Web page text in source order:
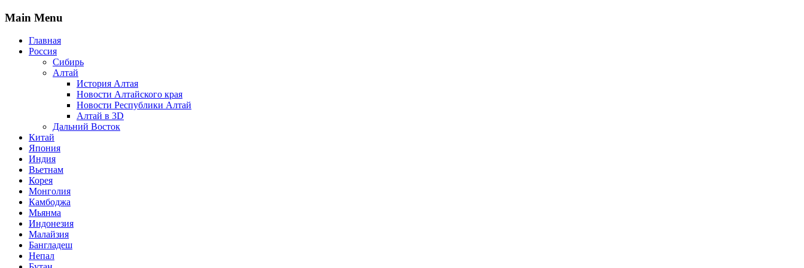
Main Menu
Главная
Россия
Сибирь
Алтай
История Алтая
Новости Алтайского края
Новости Республики Алтай
Алтай в 3D
Дальний Восток
Китай
Япония
Индия
Вьетнам
Корея
Монголия
Камбоджа
Мьянма
Индонезия
Малайзия
Бангладеш
Непал